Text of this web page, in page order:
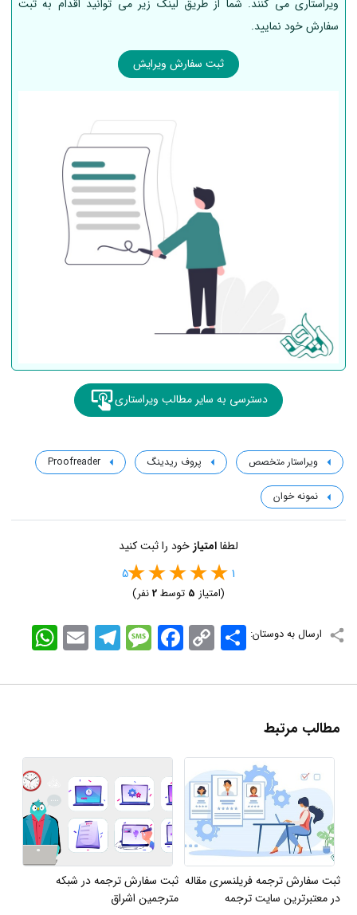
ویراستاری می کنند. شما از طریق لینک زیر می توانید اقدام به ثبت
سفارش خود نمایید.
ثبت سفارش ویرایش
دسترسی به سایر مطالب ویراستاری
ویراستار متخصص پروف ریدینگ Proofreader
نمونه خوان
لطفاامتیاز خود را ثبت کنید
1
5
(امتیاز 5 توسط2نفر)
ارسال به دوستان: WhatsApp EmailTelegramMessageFacebook Copy
Link
اشتراک
مطالب مرتبط
ثبت سفارش ترجمه فریلنسری مقاله
در معتبرترین سایت ترجمه
ثبت سفارش ترجمه در شبکه
مترجمین اشراق